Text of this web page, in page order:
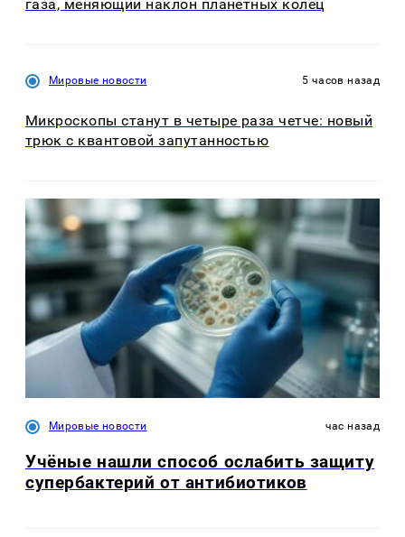
газа, меняющий наклон планетных колец
Мировые новости 5 часов назад
Микроскопы станут в четыре раза четче: новый
трюк с квантовой запутанностью
Мировые новости час назад
Учёные нашли способ ослабить защиту
супербактерий от антибиотиков